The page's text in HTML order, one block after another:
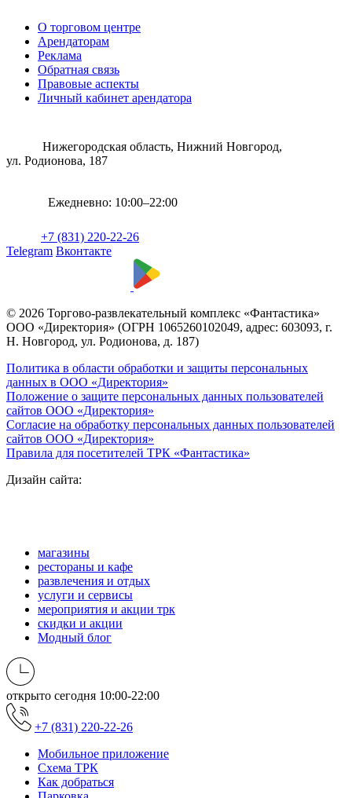
О торговом центре
Арендаторам
Реклама
Обратная связь
Правовые аспекты
Личный кабинет арендатора
Нижегородская область, Нижний Новгород,
ул. Родионова, 187
Ежедневно: 10:00–22:00
+7 (831) 220-22-26
Telegram Вконтакте
© 2026 Торгово-развлекательный комплекс «Фантастика»
ООО «Директория» (ОГРН 1065260102049, адрес: 603093, г.
Н. Новгород, ул. Родионова, д. 187)
Политика в области обработки и защиты персональных
данных в ООО «Директория»
Положение о защите персональных данных пользователей
сайтов ООО «Директория»
Согласие на обработку персональных данных пользователей
сайтов ООО «Директория»
Правила для посетителей ТРК «Фантастика»
Дизайн сайта:
магазины
рестораны и кафе
развлечения и отдых
услуги и сервисы
мероприятия и акции трк
скидки и акции
Модный блог
открыто сегодня 10:00-22:00
+7 (831) 220-22-26
Мобильное приложение
Схема ТРК
Как добраться